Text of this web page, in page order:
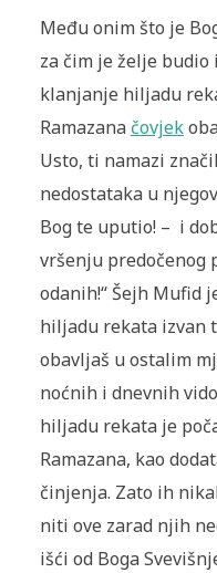
Među onim što je
za čim je želje
klanjanje hiljadu
Ramazana čovjek
Usto, ti namazi
nedostataka u
Bog te uputio! – i
vršenju predočenog
odanih!“ Šejh Mufid
hiljadu rekata izvan
obavljaš u ostalim
noćnih i dnevnih
hiljadu rekata je
Ramazana, kao
činjenja. Zato ih
niti ove zarad njih
išći od Boga